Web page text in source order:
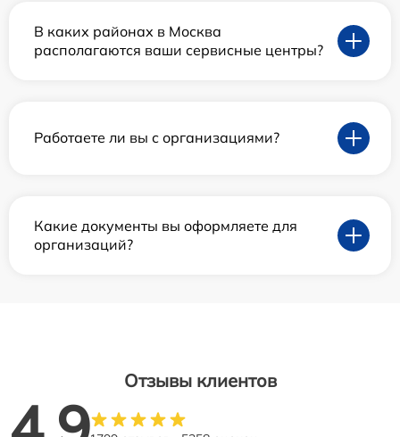
В каких районах в Москва
располагаются ваши сервисные центры?
Работаете ли вы с организациями?
Какие документы вы оформляете для
организаций?
Отзывы клиентов